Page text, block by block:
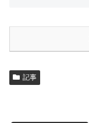
記事